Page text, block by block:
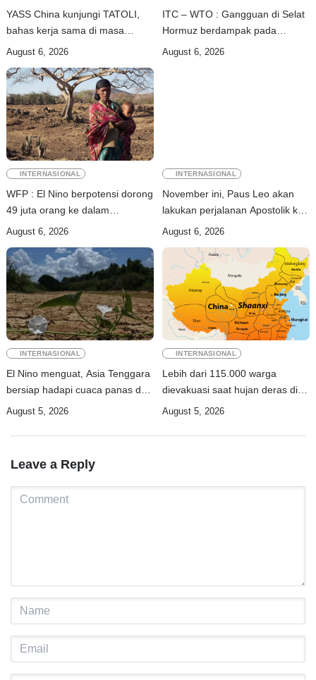
YASS China kunjungi TATOLI,
bahas kerja sama di masa
depan
August 6, 2026
ITC – WTO : Gangguan di Selat
Hormuz berdampak pada
perdagangan energi, pupuk, dan
August 6, 2026
INTERNASIONAL
WFP : El Nino berpotensi dorong
49 juta orang ke dalam
kerawanan pangan akut
August 6, 2026
INTERNASIONAL
November ini, Paus Leo akan
lakukan perjalanan Apostolik ke
Uruguay, Argentina, dan Peru
August 6, 2026
INTERNASIONAL
El Nino menguat, Asia Tenggara
bersiap hadapi cuaca panas dan
kering
August 5, 2026
INTERNASIONAL
Lebih dari 115.000 warga
dievakuasi saat hujan deras di
Shaanxi China
August 5, 2026
Leave a Reply